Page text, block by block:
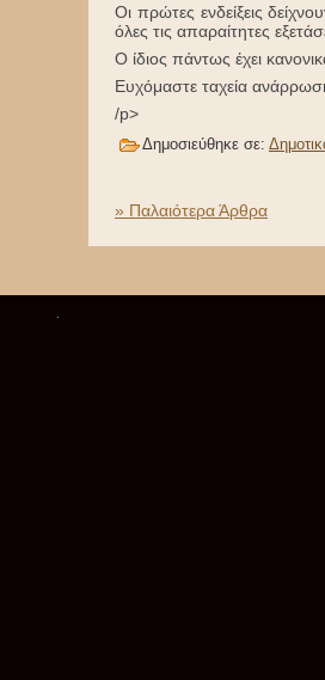
Οι πρώτες ενδείξεις
όλες τις απαραίτητες
Ο ίδιος πάντως έχει
Ευχόμαστε ταχεία
/p>
Δημοσιεύθηκε σε:
» Παλαιότερα Άρθρα